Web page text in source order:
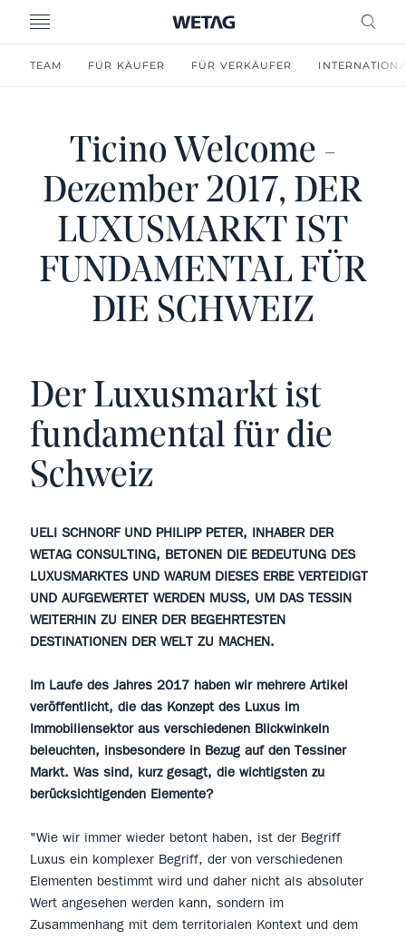
MENU
TEAM FÜR KÄUFER FÜR VERKÄUFER
Ticino Welcome -
Dezember 2017, DER
LUXUSMARKT IST
FUNDAMENTAL FÜR
DIE SCHWEIZ
Der Luxusmarkt ist
fundamental für die
Schweiz
UELI SCHNORF UND PHILIPP PETER, INHABER DER
WETAG CONSULTING, BETONEN DIE BEDEUTUNG DES
LUXUSMARKTES UND WARUM DIESES ERBE VERTEIDIGT
UND AUFGEWERTET WERDEN MUSS, UM DAS TESSIN
WEITERHIN ZU EINER DER BEGEHRTESTEN
DESTINATIONEN DER WELT ZU MACHEN.
Im Laufe des Jahres 2017 haben wir mehrere Artikel
veröffentlicht, die das Konzept des Luxus im
Immobiliensektor aus verschiedenen Blickwinkeln
beleuchten, insbesondere in Bezug auf den Tessiner
Markt. Was sind, kurz gesagt, die wichtigsten zu
berücksichtigenden Elemente?
"Wie wir immer wieder betont haben, ist der Begriff
Luxus ein komplexer Begriff, der von verschiedenen
Elementen bestimmt wird und daher nicht als absoluter
Wert angesehen werden kann, sondern im
Zusammenhang mit dem territorialen Kontext und dem